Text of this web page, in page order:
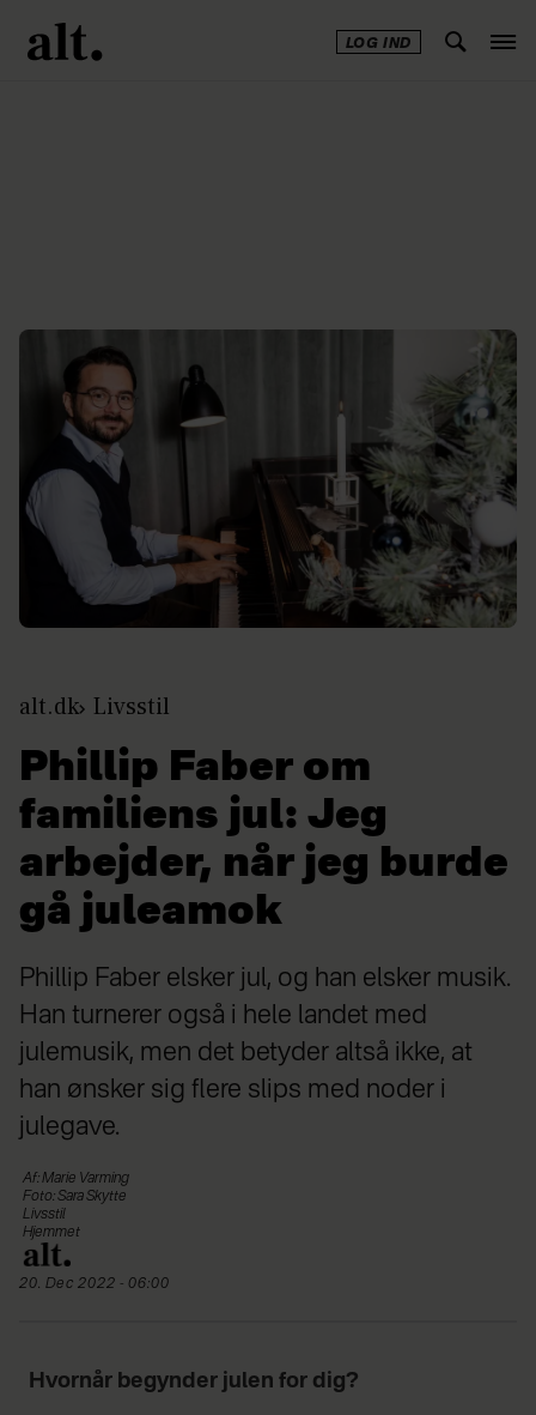
LOG IND
alt.dk Livsstil
Phillip Faber om
familiens jul: Jeg
arbejder, når jeg burde
gå juleamok
Phillip Faber elsker jul, og han elsker musik.
Han turnerer også i hele landet med
julemusik, men det betyder altså ikke, at
han ønsker sig flere slips med noder i
julegave.
Af: Marie Varming
Foto: Sara Skytte
Livsstil
Hjemmet
20. Dec 2022 - 06:00
Hvornår begynder julen for dig?